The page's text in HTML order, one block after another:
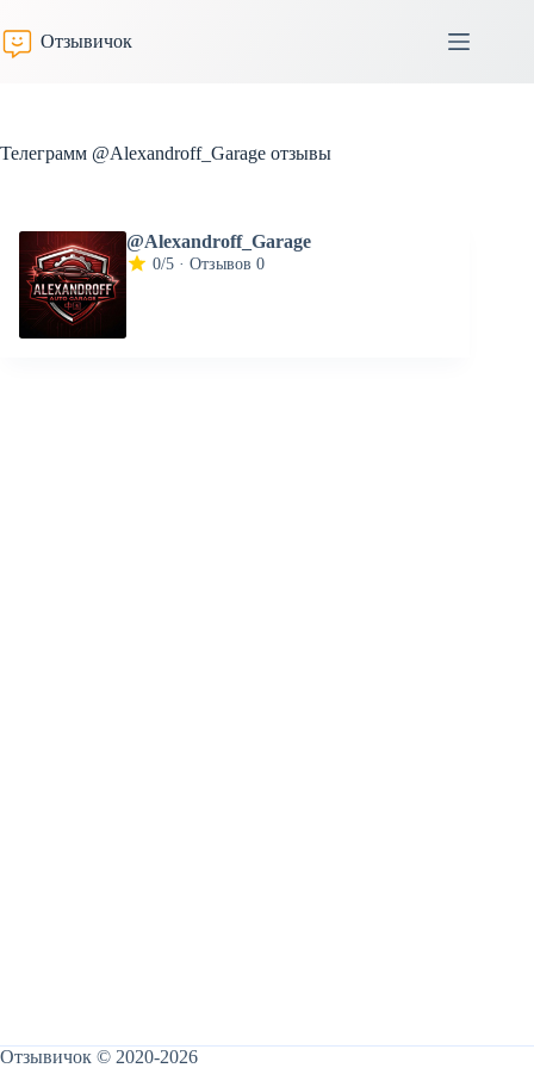
к
сути
Отзывичок
Телеграмм @Alexandroff_Garage отзывы
@Alexandroff_Garage
0/5 · Отзывов 0
Отзывичок © 2020-2026